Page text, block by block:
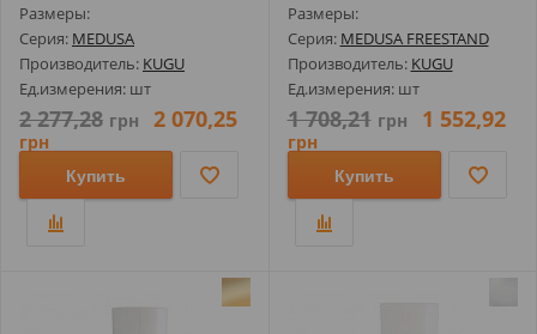
Размеры:
Серия: MEDUSA
Производитель: KUGU
Ед.измерения: шт
2 277,28 грн 2 070,25
грн
Купить
Размеры:
Серия: MEDUSA FREESTAND
Производитель: KUGU
Ед.измерения: шт
1 708,21 грн 1 552,92
грн
Купить